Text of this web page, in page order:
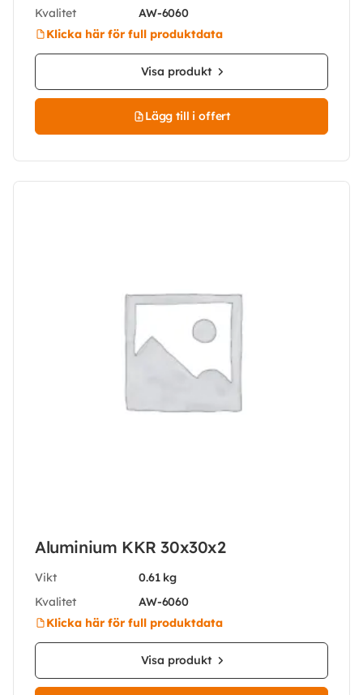
Kvalitet
AW-6060
Klicka här för full produktdata
Visa produkt
Lägg till i offert
Aluminium KKR 30x30x2
Vikt
0.61 kg
Kvalitet
AW-6060
Klicka här för full produktdata
Visa produkt